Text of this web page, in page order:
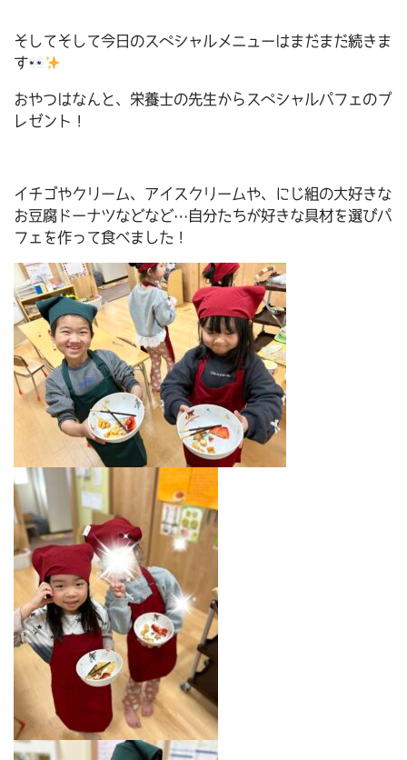
そしてそして今日のスペシャルメニューはまだまだ続きま
す
おやつはなんと、栄養士の先生からスペシャルパフェのプ
レゼント！
イチゴやクリーム、アイスクリームや、にじ組の大好きな
お豆腐ドーナツなどなど…自分たちが好きな具材を選びパ
フェを作って食べました！